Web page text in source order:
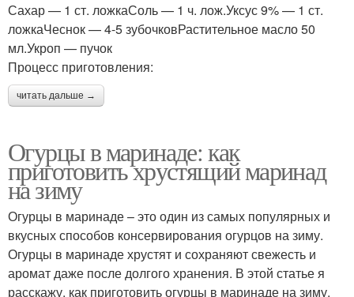
Сахар — 1 ст. ложкаСоль — 1 ч. лож.Уксус 9% — 1 ст.
ложкаЧеснок — 4-5 зубочковРастительное масло 50
мл.Укроп — пучок
Процесс приготовления:
читать дальше →
Огурцы в маринаде: как
приготовить хрустящий маринад
на зиму
Огурцы в маринаде – это один из самых популярных и
вкусных способов консервирования огурцов на зиму.
Огурцы в маринаде хрустят и сохраняют свежесть и
аромат даже после долгого хранения. В этой статье я
расскажу, как приготовить огурцы в маринаде на зиму.